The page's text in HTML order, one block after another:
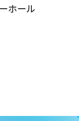
ホール